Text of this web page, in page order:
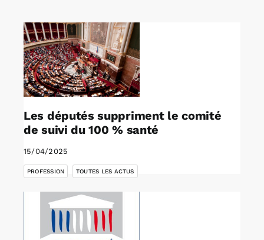
Rechercher:
Annonces emploi
Les députés suppriment le comité
de suivi du 100 % santé
15/04/2025
PROFESSION TOUTES LES ACTUS